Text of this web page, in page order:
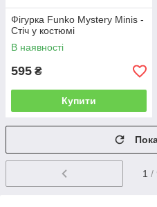
Фігурка Funko Mystery Minis -
Стіч у костюмі
В наявності
595 ₴
Купити
1 /